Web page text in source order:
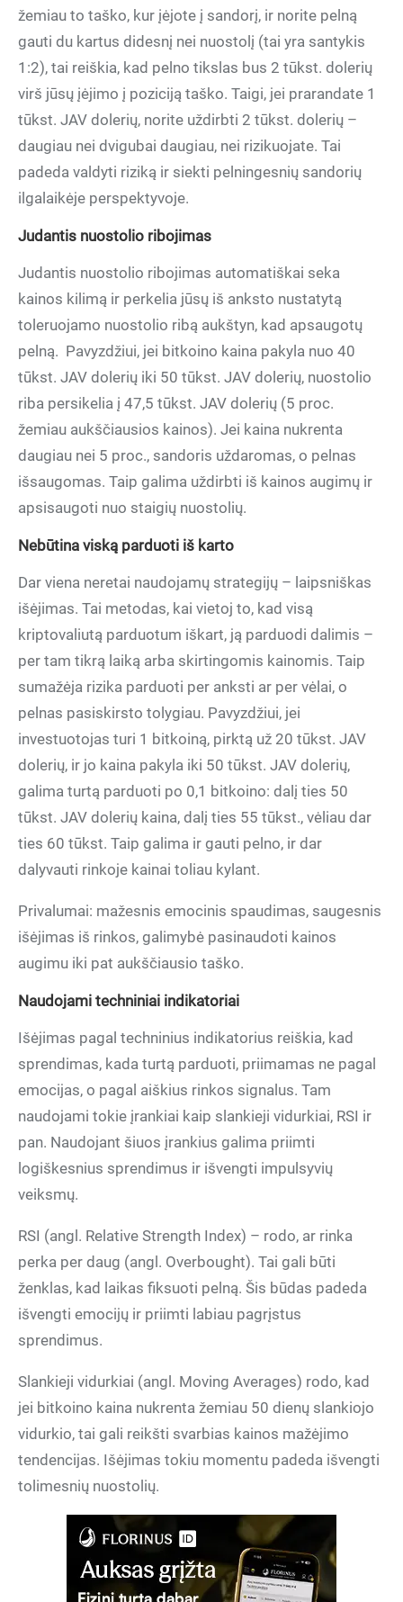
žemiau to taško, kur įėjote į sandorį, ir norite pelną
gauti du kartus didesnį nei nuostolį (tai yra santykis
1:2), tai reiškia, kad pelno tikslas bus 2 tūkst. dolerių
virš jūsų įėjimo į poziciją taško. Taigi, jei prarandate 1
tūkst. JAV dolerių, norite uždirbti 2 tūkst. dolerių –
daugiau nei dvigubai daugiau, nei rizikuojate. Tai
padeda valdyti riziką ir siekti pelningesnių sandorių
ilgalaikėje perspektyvoje.
Judantis nuostolio ribojimas
Judantis nuostolio ribojimas automatiškai seka
kainos kilimą ir perkelia jūsų iš anksto nustatytą
toleruojamo nuostolio ribą aukštyn, kad apsaugotų
pelną. Pavyzdžiui, jei bitkoino kaina pakyla nuo 40
tūkst. JAV dolerių iki 50 tūkst. JAV dolerių, nuostolio
riba persikelia į 47,5 tūkst. JAV dolerių (5 proc.
žemiau aukščiausios kainos). Jei kaina nukrenta
daugiau nei 5 proc., sandoris uždaromas, o pelnas
išsaugomas. Taip galima uždirbti iš kainos augimų ir
apsisaugoti nuo staigių nuostolių.
Nebūtina viską parduoti iš karto
Dar viena neretai naudojamų strategijų – laipsniškas
išėjimas. Tai metodas, kai vietoj to, kad visą
kriptovaliutą parduotum iškart, ją parduodi dalimis –
per tam tikrą laiką arba skirtingomis kainomis. Taip
sumažėja rizika parduoti per anksti ar per vėlai, o
pelnas pasiskirsto tolygiau. Pavyzdžiui, jei
investuotojas turi 1 bitkoiną, pirktą už 20 tūkst. JAV
dolerių, ir jo kaina pakyla iki 50 tūkst. JAV dolerių,
galima turtą parduoti po 0,1 bitkoino: dalį ties 50
tūkst. JAV dolerių kaina, dalį ties 55 tūkst., vėliau dar
ties 60 tūkst. Taip galima ir gauti pelno, ir dar
dalyvauti rinkoje kainai toliau kylant.
Privalumai: mažesnis emocinis spaudimas, saugesnis
išėjimas iš rinkos, galimybė pasinaudoti kainos
augimu iki pat aukščiausio taško.
Naudojami techniniai indikatoriai
Išėjimas pagal techninius indikatorius reiškia, kad
sprendimas, kada turtą parduoti, priimamas ne pagal
emocijas, o pagal aiškius rinkos signalus. Tam
naudojami tokie įrankiai kaip slankieji vidurkiai, RSI ir
pan. Naudojant šiuos įrankius galima priimti
logiškesnius sprendimus ir išvengti impulsyvių
veiksmų.
RSI (angl. Relative Strength Index) – rodo, ar rinka
perka per daug (angl. Overbought). Tai gali būti
ženklas, kad laikas fiksuoti pelną. Šis būdas padeda
išvengti emocijų ir priimti labiau pagrįstus
sprendimus.
Slankieji vidurkiai (angl. Moving Averages) rodo, kad
jei bitkoino kaina nukrenta žemiau 50 dienų slankiojo
vidurkio, tai gali reikšti svarbias kainos mažėjimo
tendencijas. Išėjimas tokiu momentu padeda išvengti
tolimesnių nuostolių.